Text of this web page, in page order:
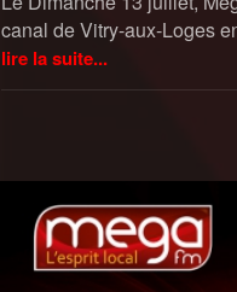
canal de Vitry-aux-Loges
lire la suite...